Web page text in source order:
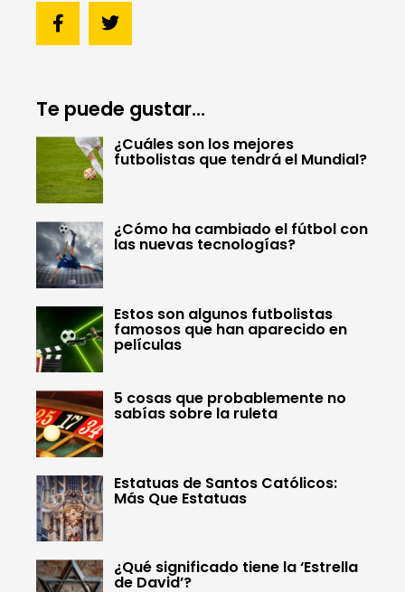
Te puede gustar...
¿Cuáles son los mejores
futbolistas que tendrá el Mundial?
¿Cómo ha cambiado el fútbol con
las nuevas tecnologías?
Estos son algunos futbolistas
famosos que han aparecido en
películas
5 cosas que probablemente no
sabías sobre la ruleta
Estatuas de Santos Católicos:
Más Que Estatuas
¿Qué significado tiene la ‘Estrella
de David’?